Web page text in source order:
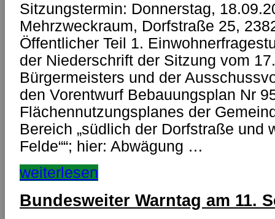
Sitzungstermin: Donnerstag,
Mehrzweckraum, Dorfstraße 25,
Öffentlicher Teil 1.
der Niederschrift der Sitzung vom
Bürgermeisters und der
den Vorentwurf Bebauungsplan Nr
Flächennutzungsplanes der
Bereich „südlich der Dorfstraße und
Felde““; hier: Abwägung …
weiterlesen
Bundesweiter Warntag am 11.